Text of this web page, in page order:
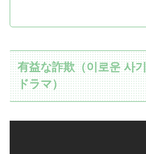
有益な詐欺（이로운 사
ドラマ）